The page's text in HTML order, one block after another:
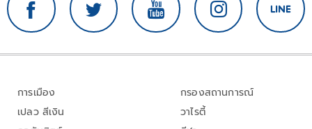
การเมือง
เปลว สีเงิน
กรองสถานการณ์
วาไรตี้